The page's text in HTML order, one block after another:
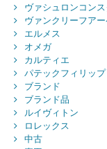
ヴァシュロンコン
ヴァンクリーフア
エルメス
オメガ
カルティエ
パテックフィリップ
ブランド
ブランド品
ルイヴィトン
ロレックス
中古